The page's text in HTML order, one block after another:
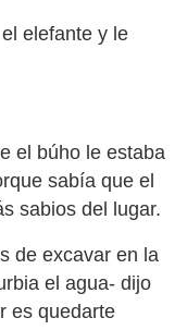
elefante y le
el búho le estaba
sabía que el
sabios del lugar.
de excavar en la
el agua- dijo
es quedarte